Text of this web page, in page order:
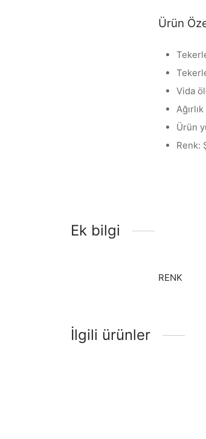
Ürün
Vida
Ürün
Renk:
Ek bilgi
RENK
İlgili ürünler